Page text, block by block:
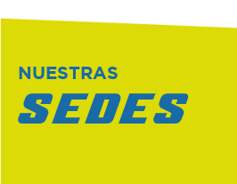
NUESTRAS
SEDES